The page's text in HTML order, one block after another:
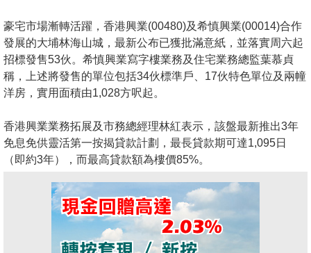
豪宅市場漸轉活躍，香港興業(00480)及希慎興業(00014)合作
發展的大埔林海山城，最新公布已獲批滿意紙，並落實周六起
招標發售53伙。希慎興業寫字樓業務及住宅業務總監葉慕貞
稱，上述將發售的單位包括34伙標準戶、17伙特色單位及兩幢
洋房，實用面積由1,028方呎起。
香港興業業務拓展及市務總經理林紅表示，該盤最新推出3年
免息免供靈活第一按揭貸款計劃，最長貸款期可達1,095日
（即約3年），而最高貸款額為樓價85%。